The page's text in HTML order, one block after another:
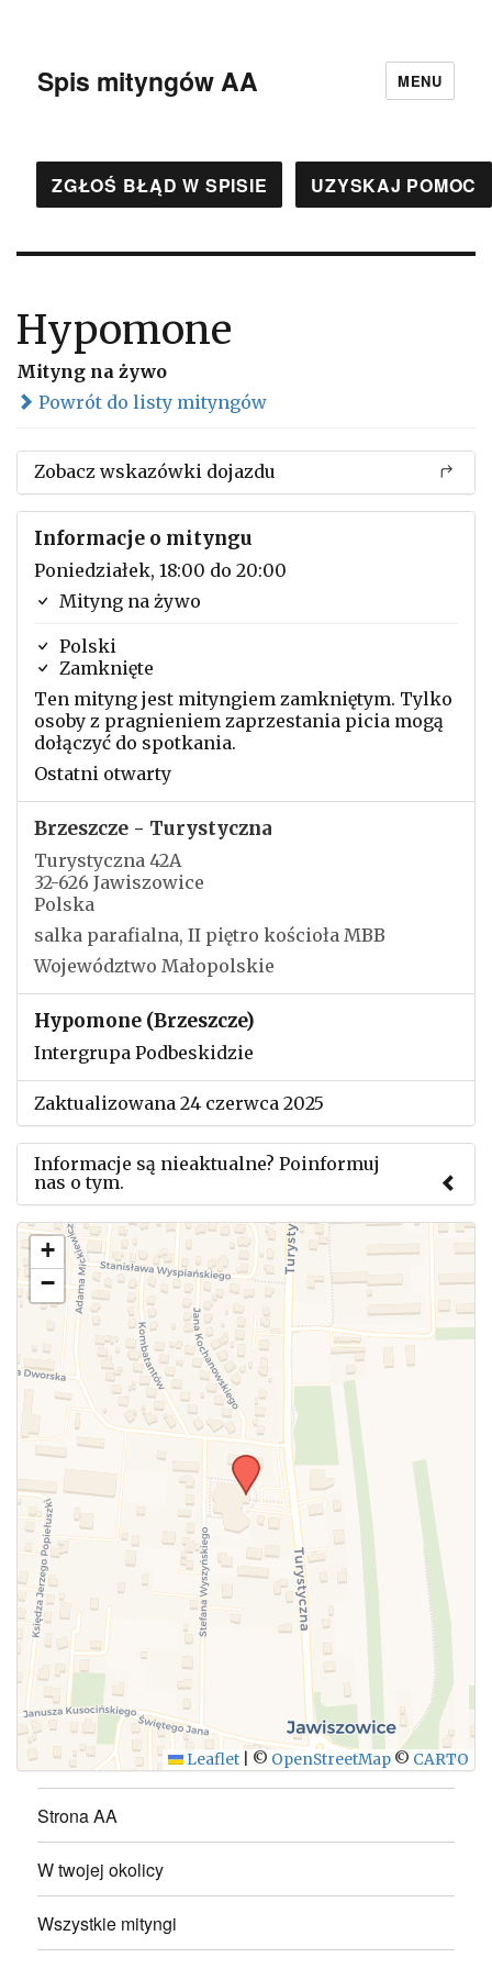
Spis mityngów AA MENU
ZGŁOŚ BŁĄD W SPISIE UZYSKAJ POMOC
Hypomone
Mityng na żywo
Powrót do listy mityngów
Zobacz wskazówki dojazdu
Informacje o mityngu
Poniedziałek, 18:00 do 20:00
Mityng na żywo
Polski
Zamknięte
Ten mityng jest mityngiem zamkniętym. Tylko
osoby z pragnieniem zaprzestania picia mogą
dołączyć do spotkania.
Ostatni otwarty
Brzeszcze - Turystyczna
Turystyczna 42A
32-626 Jawiszowice
Polska
salka parafialna, II piętro kościoła MBB
Województwo Małopolskie
Hypomone (Brzeszcze)
Intergrupa Podbeskidzie
Zaktualizowana 24 czerwca 2025
Informacje są nieaktualne? Poinformuj
nas o tym.
Użyj tego formularza aby przesłać informację o
zmianach w powyższym mityngu.
+
−
Leaflet © OpenStreetMap © CARTO
Strona AA
W twojej okolicy
Wszystkie mityngi